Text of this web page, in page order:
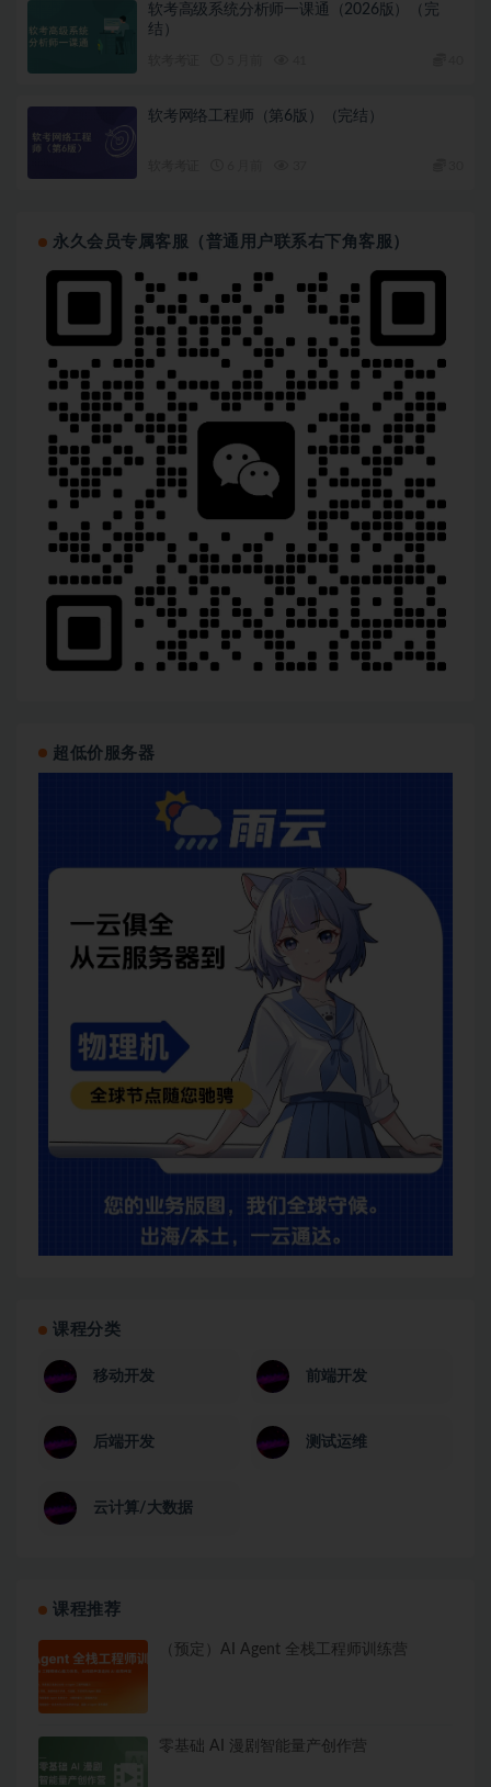
软考高级系统分析师一课通（2026版）（完
结）
软考网络工程师（第6版）（完结）
永久会员专属客服（普通用户联系右下角客服）
超低价服务器
课程分类
移动开发 前端开发
后端开发 测试运维
云计算/大数据
课程推荐
（预定）AI Agent 全栈工程师训练营
零基础 AI 漫剧智能量产创作营